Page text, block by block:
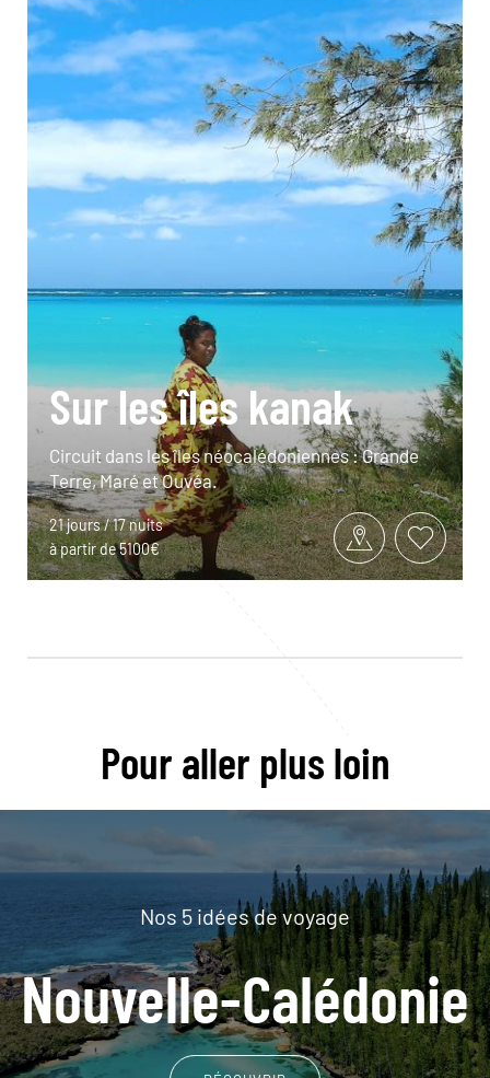
Sur les îles kanak
Circuit dans les îles néocalédoniennes : Grande
Terre, Maré et Ouvéa.
21 jours / 17 nuits
à partir de 5100€
Pour aller plus loin
Nos 5 idées de voyage
Nouvelle-Calédonie